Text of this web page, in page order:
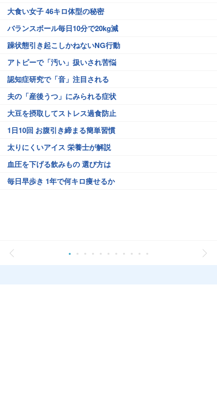
大食い女子 46キロ体型の秘密
バランスボール毎日10分で20kg減
躁状態引き起こしかねないNG行動
アトピーで「汚い」扱いされ苦悩
認知症研究で「音」注目される
夫の「産後うつ」にみられる症状
大豆を摂取してストレス過食防止
1日10回 お腹引き締まる簡単習慣
太りにくいアイス 栄養士が解説
血圧を下げる飲みもの 選び方は
毎日早歩き 1年で何キロ痩せるか